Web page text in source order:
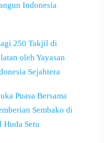
Indonesia
250 Takjil di
oleh Yayasan
Sejahtera
Puasa Bersama
Sembako di
Huda Setu